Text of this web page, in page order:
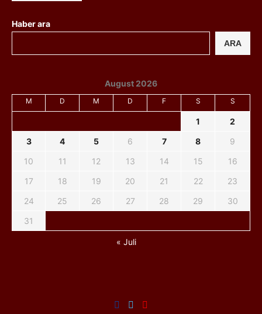
Haber ara
ARA
August 2026
M D M D F S S
1
2
3
4 5 6 7 8
9
10
11 12 13 14 15
16
17
18 19 20 21 22
23
24
25 26 27 28 29
30
31
« Juli